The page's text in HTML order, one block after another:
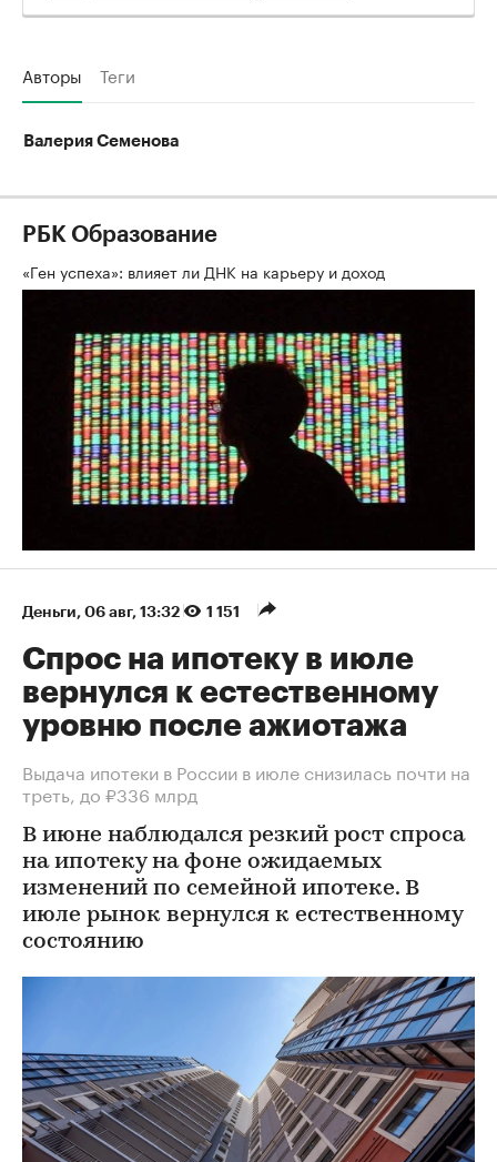
Авторы Теги
Валерия Семенова
РБК Образование
«Ген успеха»: влияет ли ДНК на карьеру и доход
Деньги 06 авг, 13:32 1 151
Спрос на ипотеку в июле
вернулся к естественному
уровню после ажиотажа
Выдача ипотеки в России в июле снизилась почти на
треть, до ₽336 млрд
В июне наблюдался резкий рост спроса
на ипотеку на фоне ожидаемых
изменений по семейной ипотеке. В
июле рынок вернулся к естественному
состоянию